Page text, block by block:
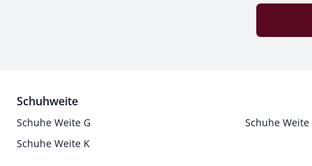
Schuhweite
Schuhe Weite G
Schuhe Weite
Schuhe Weite K